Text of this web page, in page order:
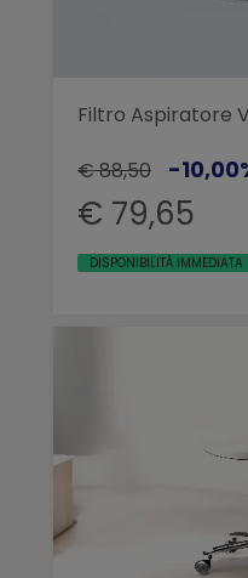
Filtro Aspiratore
€ 88,50
-
€ 79,65
DISPONIBILITÀ IMMEDIATA